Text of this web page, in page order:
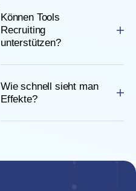
Können Tools
Recruiting
unterstützen?
Wie schnell sieht man
Effekte?